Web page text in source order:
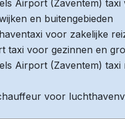
Airport (Zaventem) taxi
en buitengebieden
voor zakelijke
taxi voor gezinnen en
Airport (Zaventem) taxi
voor